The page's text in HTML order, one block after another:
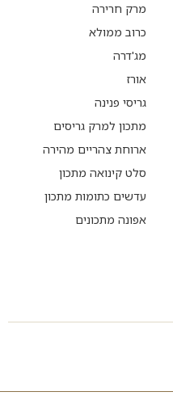
מרק חרירה
כרוב ממולא
מג'דרה
אורז
גריסי פנינה
מתכון למרק גריסים
ארוחת צהריים מהירה
סלט קינואה מתכון
עדשים כתומות מתכון
אפונה מתכונים